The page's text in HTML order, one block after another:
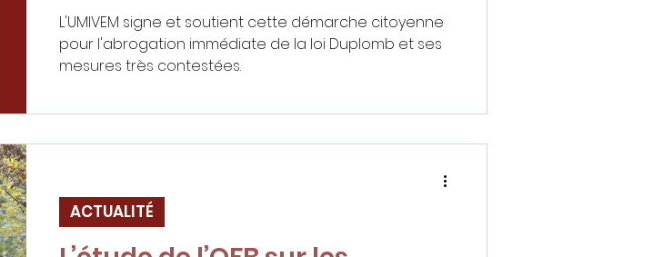
L'UMIVEM signe et soutient cette démarche citoyenne
pour l'abrogation immédiate de la loi Duplomb et ses
mesures très contestées.
ACTUALITÉ